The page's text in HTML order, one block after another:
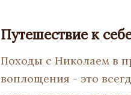
Путешествие к
Походы с Николаем в
воплощения - это